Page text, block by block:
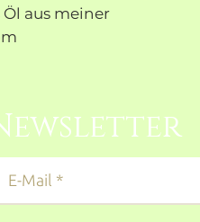
Öl aus meiner